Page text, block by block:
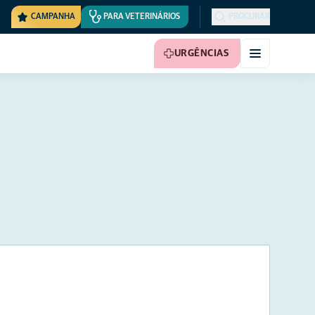
CAMPANHA PARA VETERINÁRIOS PROCURAR
URGÊNCIAS